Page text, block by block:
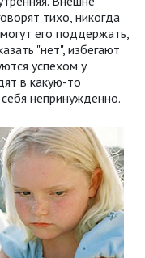
тихо, никогда
его поддержать,
"нет", избегают
успехом у
в какую-то
непринужденно.